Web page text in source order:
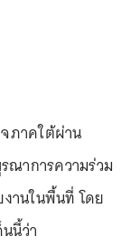
ภาคใต้ผ่าน
ณาการความร่วม
านในพื้นที่ โดย
นี้ว่า